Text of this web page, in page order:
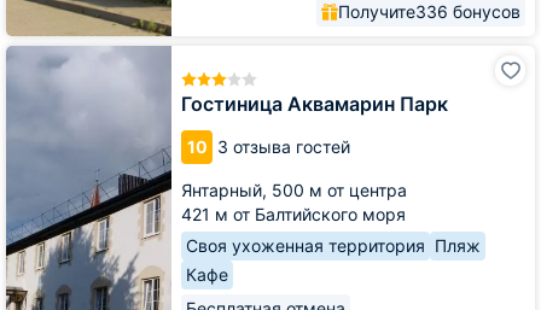
Получите336 бонусов
Гостиница Аквамарин Парк
10 3 отзыва гостей
Янтарный, 500 м от центра
421 м от Балтийского моря
Своя ухоженная территория Пляж
Кафе
Гостиница